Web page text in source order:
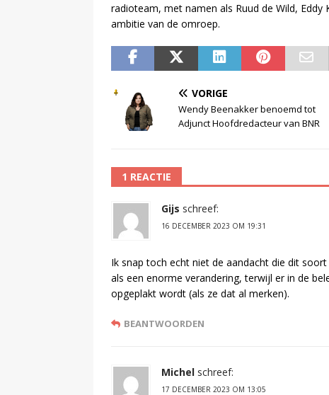
radioteam, met namen als Ruud de Wild,
ambitie van de omroep.
VORIGE
Wendy Beenakker benoemd tot
Adjunct Hoofdredacteur van BNR
1 REACTIE
Gijs schreef:
16 DECEMBER 2023 OM 19:31
Ik snap toch echt niet de aandacht die dit
als een enorme verandering, terwijl er in de
opgeplakt wordt (als ze dat al merken).
BEANTWOORDEN
Michel schreef:
17 DECEMBER 2023 OM 13:05